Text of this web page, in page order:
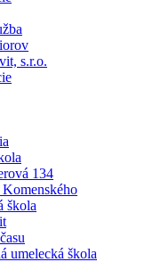
s.r.o.
134
škola
umelecká škola